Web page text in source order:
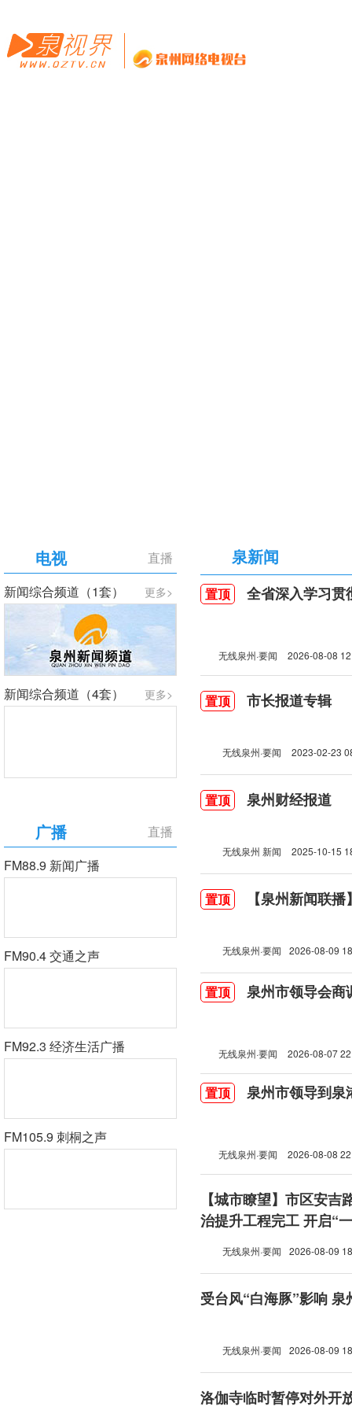
直播
电视
更多>
新闻综合频道（1套）
更多>
新闻综合频道（4套）
直播
广播
FM88.9 新闻广播
FM90.4 交通之声
FM92.3 经济生活广播
FM105.9 刺桐之声
泉新闻
置顶 全省深入学习贯彻习
无线泉州·要闻 2026-08-08
置顶 市长报道专辑
无线泉州·要闻 2023-02-23
置顶 泉州财经报道
无线泉州 新闻 2025-10-15
置顶 【泉州新闻联
无线泉州·要闻 2026-08-09
置顶 泉州市领导会商
无线泉州·要闻 2026-08-07
置顶 泉州市领导到泉
无线泉州·要闻 2026-08-08
【城市瞭望】市区安吉
治提升工程完工 开启“
无线泉州·要闻 2026-08-09
受台风“白海豚”影响
无线泉州·要闻 2026-08-09
洛伽寺临时暂停对外开